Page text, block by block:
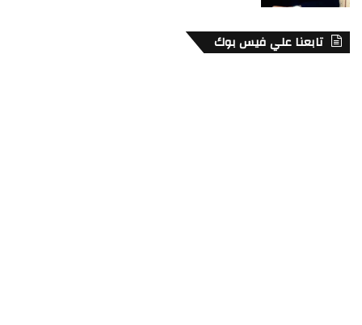
تابعنا علي فيس بوك